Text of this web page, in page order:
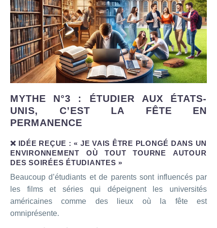
MYTHE N°3 : ÉTUDIER AUX ÉTATS-
UNIS, C’EST LA FÊTE EN
PERMANENCE
❌ IDÉE REÇUE : « JE VAIS ÊTRE PLONGÉ DANS UN
ENVIRONNEMENT OÙ TOUT TOURNE AUTOUR
DES SOIRÉES ÉTUDIANTES »
Beaucoup d’étudiants et de parents sont influencés par
les films et séries qui dépeignent les universités
américaines comme des lieux où la fête est
omniprésente.